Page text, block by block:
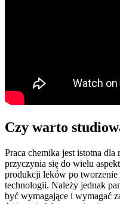
Czy warto
Praca chemika jest istotna
przyczynia się do wielu
produkcji leków po tworzenie
technologii. Należy jednak
być wymagające i wymagać